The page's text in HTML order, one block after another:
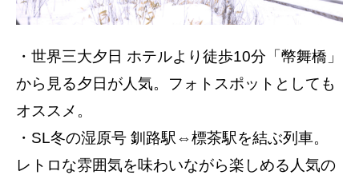
・世界三大夕日 ホテルより徒歩10分「幣舞橋」
から見る夕日が人気。フォトスポットとしても
オススメ。
・SL冬の湿原号 釧路駅⇔標茶駅を結ぶ列車。
レトロな雰囲気を味わいながら楽しめる人気の